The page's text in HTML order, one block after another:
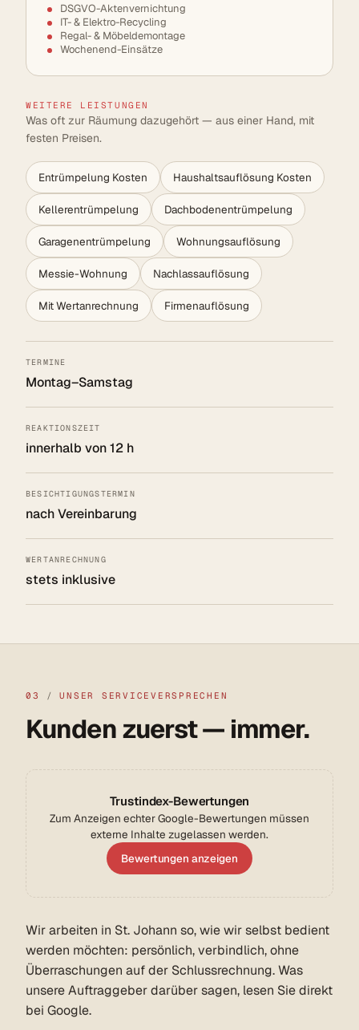
DSGVO-Aktenvernichtung
IT- & Elektro-Recycling
Regal- & Möbeldemontage
Wochenend-Einsätze
WEITERE LEISTUNGEN
Was oft zur Räumung dazugehört — aus einer Hand, mit
festen Preisen.
Entrümpelung Kosten Haushaltsauflösung Kosten
Kellerentrümpelung Dachbodenentrümpelung
Garagenentrümpelung Wohnungsauflösung
Messie-Wohnung Nachlassauflösung
Mit Wertanrechnung Firmenauflösung
TERMINE
Montag–Samstag
REAKTIONSZEIT
innerhalb von 12 h
BESICHTIGUNGSTERMIN
nach Vereinbarung
WERTANRECHNUNG
stets inklusive
03 / UNSER SERVICEVERSPRECHEN
Kunden zuerst — immer.
Trustindex-Bewertungen
Zum Anzeigen echter Google-Bewertungen müssen
externe Inhalte zugelassen werden.
Bewertungen anzeigen
Wir arbeiten in St. Johann so, wie wir selbst bedient
werden möchten: persönlich, verbindlich, ohne
Überraschungen auf der Schlussrechnung. Was
unsere Auftraggeber darüber sagen, lesen Sie direkt
bei Google.